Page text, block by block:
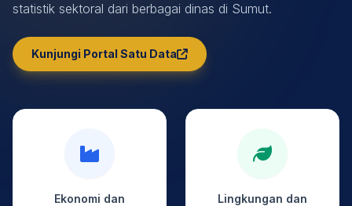
statistik sektoral dari berbagai dinas di Sumut.
Kunjungi Portal Satu Data
Ekonomi dan
Lingkungan dan